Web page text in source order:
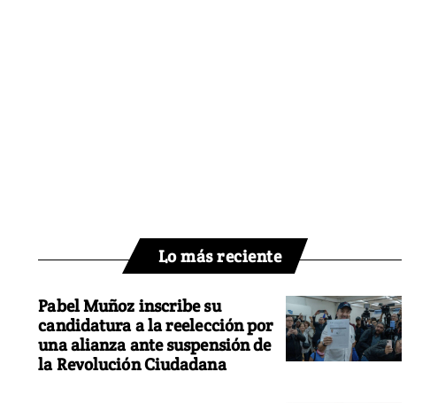
Lo más reciente
Pabel Muñoz inscribe su
candidatura a la reelección por
una alianza ante suspensión de
la Revolución Ciudadana